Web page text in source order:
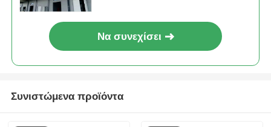
Δημόσιο κτίριο από χάλυβα
Προπαρασκευασμένη δομή από χάλυβα
Να συνεχίσει
Συνιστώμενα προϊόντα